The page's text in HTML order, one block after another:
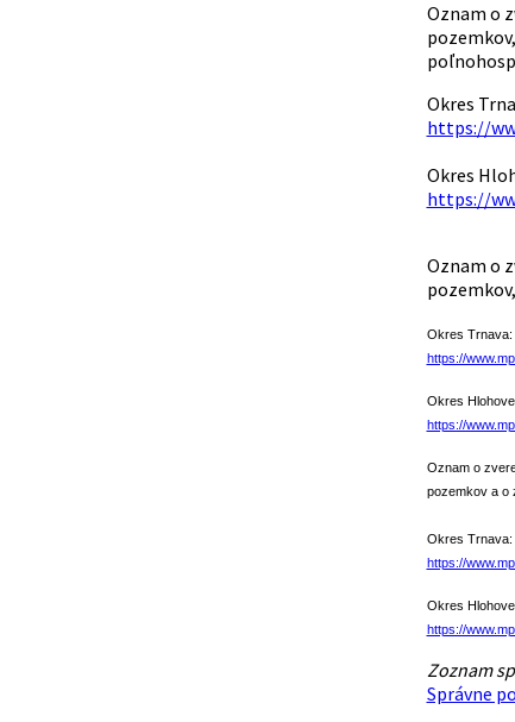
Oznam o
pozemkov,
Okres
https://
Okres
https://
Oznam o
Okres Trnava:
https://
Okres
https://
Oznam o
pozemkov a o
Okres Trnava:
https://
Okres
https://
Zoznam
Správne